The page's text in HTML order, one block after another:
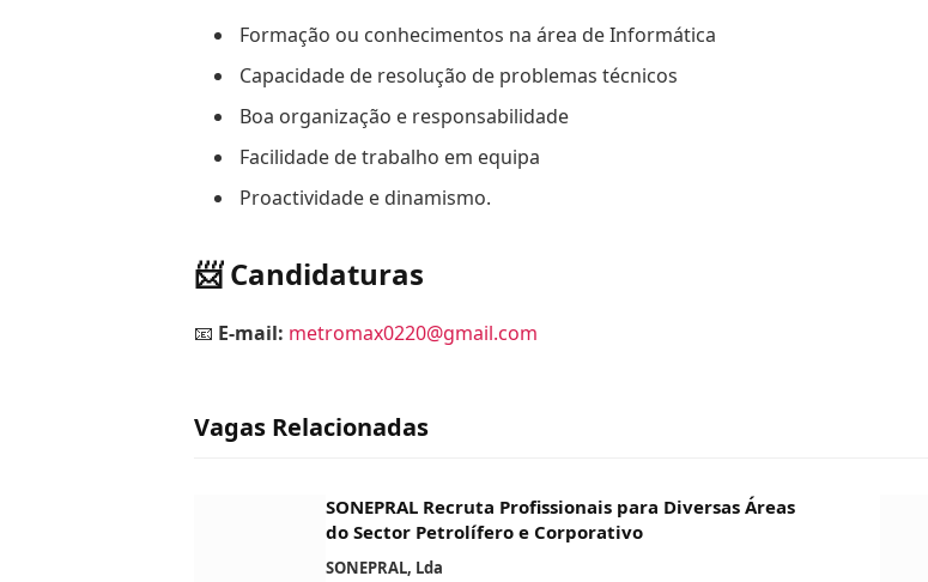
Formação ou conhecimentos na área de Informática
Capacidade de resolução de problemas técnicos
Boa organização e responsabilidade
Facilidade de trabalho em equipa
Proactividade e dinamismo.
📨 Candidaturas
📧 E-mail: metromax0220@gmail.com
Vagas Relacionadas
SONEPRAL Recruta Profissionais para Diversas Áreas
do Sector Petrolífero e Corporativo
SONEPRAL, Lda